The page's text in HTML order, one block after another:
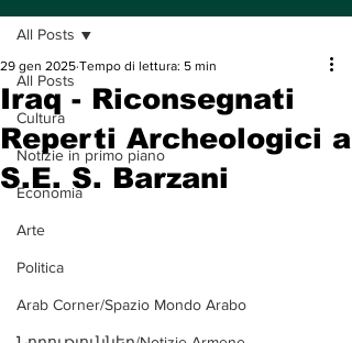
All Posts
Cultura
Notizie in primo piano
Economia
Arte
Politica
Arab Corner/Spazio Mondo Arabo
All Posts
Iraq - Riconsegnati
Reperti Archeologici a
S.E. S. Barzani
29 gen 2025 Tempo di lettura: 5 min